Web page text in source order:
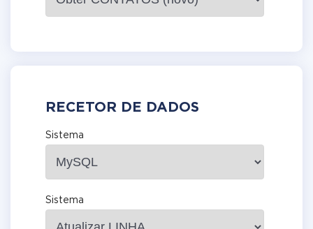
RECETOR DE DADOS
Sistema
Sistema